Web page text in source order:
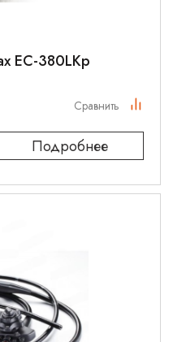
EC-380LKp
Подробнее
Сравнить